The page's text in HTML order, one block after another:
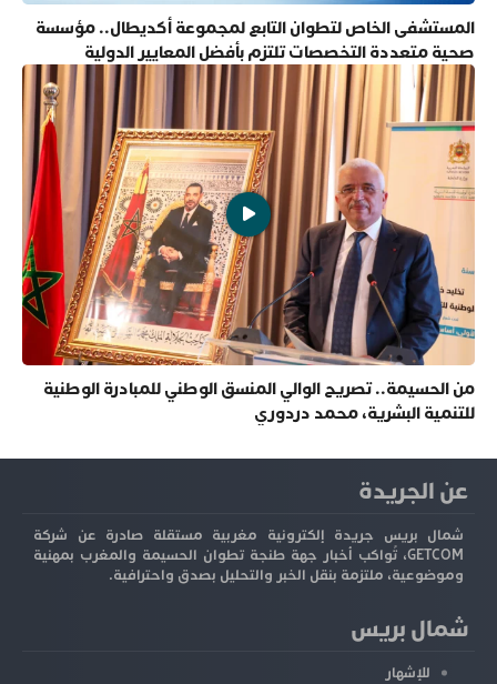
المستشفى الخاص لتطوان التابع لمجموعة أكديطال.. مؤسسة
صحية متعددة التخصصات تلتزم بأفضل المعايير الدولية
من الحسيمة.. تصريح الوالي المنسق الوطني للمبادرة الوطنية
للتنمية البشرية، محمد دردوري
عن الجريدة
شمال بريس جريدة إلكترونية مغربية مستقلة صادرة عن شركة
GETCOM، تُواكب أخبار جهة طنجة تطوان الحسيمة والمغرب بمهنية
وموضوعية، ملتزمة بنقل الخبر والتحليل بصدق واحترافية.
شمال بريس
للإشهار